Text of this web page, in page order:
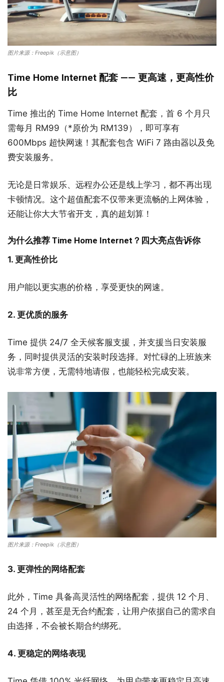
图片来源：Freepik（示意图）
Time Home Internet 配套 —— 更高速，更高性价
比
Time 推出的 Time Home Internet 配套，首 6 个月只
需每月 RM99（*原价为 RM139），即可享有
600Mbps 超快网速！其配套包含 WiFi 7 路由器以及免
费安装服务。
无论是日常娱乐、远程办公还是线上学习，都不再出现
卡顿情况。这个超值配套不仅带来更流畅的上网体验，
还能让你大大节省开支，真的超划算！
为什么推荐 Time Home Internet？四大亮点告诉你
1. 更高性价比
用户能以更实惠的价格，享受更快的网速。
2. 更优质的服务
Time 提供 24/7 全天候客服支援， 并支援当日安装服
务，同时提供灵活的安装时段选择。 对忙碌的上班族来
说非常方便，无需特地请假，也能轻松完成安装。
图片来源：Freepik（示意图）
3. 更弹性的网络配套
此外，Time 具备高灵活性的网络配套，提供 12 个月、
24 个月，甚至是无合约配套，让用户依据自己的需求自
由选择，不会被长期合约绑死。
4. 更稳定的网络表现